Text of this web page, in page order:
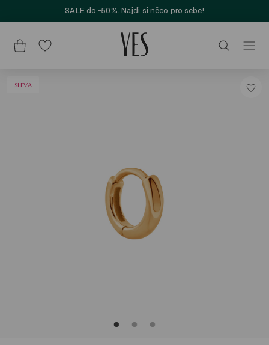
SALE do -50%. Najdi si něco pro sebe!
SLEVA